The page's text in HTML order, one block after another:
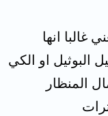
يعني غالبا انها
البوثيل او الكي
المنظار